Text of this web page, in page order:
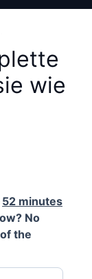
wie
52 minutes
No
the